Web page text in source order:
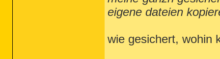
eigene dateien
wie gesichert, wohin